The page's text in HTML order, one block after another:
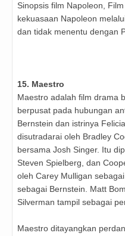
Sinopsis film Napoleon,
kekuasaan Napoleon
dan tidak menentu dengan
15. Maestro
Maestro adalah film drama
berpusat pada hubungan
Bernstein dan istrinya
disutradarai oleh Bradley
bersama Josh Singer. Itu
Steven Spielberg, dan
oleh Carey Mulligan
sebagai Bernstein. Matt
Silverman tampil sebagai
Maestro ditayangkan